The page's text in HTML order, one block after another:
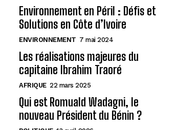
Environnement en Péril : Défis et
Solutions en Côte d’Ivoire
ENVIRONNEMENT 7 mai 2024
Les réalisations majeures du
capitaine Ibrahim Traoré
AFRIQUE 22 mars 2025
Qui est Romuald Wadagni, le
nouveau Président du Bénin ?